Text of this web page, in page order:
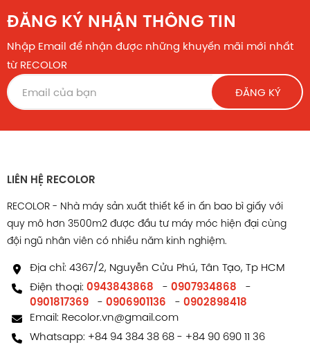
THIẾT KẾ theo yêu cầu
FREESHIP khu vực Thành phố Hồ Chí Minh
CHIẾT KHẤU CAO cho đơn hàng số lượng lớn
Nếu bạn đang cần tìm đơn vị sản xuất, in ấn bao bì giấy
thì liên hệ ngay RECOLOR để được tư vấn chi tiết, báo giá
ĐĂNG KÝ NHẬN THÔNG TIN
Nhập Email để nhận được những khuyến mãi mới nhất
từ RECOLOR
ĐĂNG KÝ
LIÊN HỆ RECOLOR
RECOLOR - Nhà máy sản xuất thiết kế in ấn bao bì giấy với
quy mô hơn 3500m2 được đầu tư máy móc hiện đại cùng
đội ngũ nhân viên có nhiều năm kinh nghiệm.
Địa chỉ: 4367/2, Nguyễn Cửu Phú, Tân Tạo, Tp HCM
Điện thoại: 0943843868 - 0907934868
-
0901817369
- 0906901136 - 0902898418
Email: Recolor.vn@gmail.com
Whatsapp: +84 94 384 38 68- +84 90 690 11 36